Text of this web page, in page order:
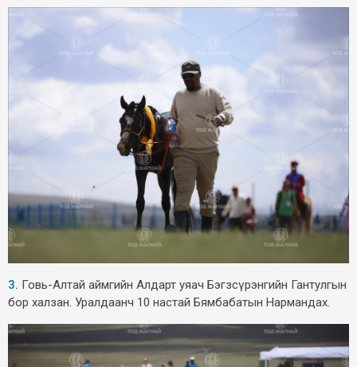
3. Говь-Алтай аймгийн Алдарт уяач Бэгзсүрэнгийн Гантулгын
бор халзан. Уралдаанч 10 настай Бямбабатын Нармандах.